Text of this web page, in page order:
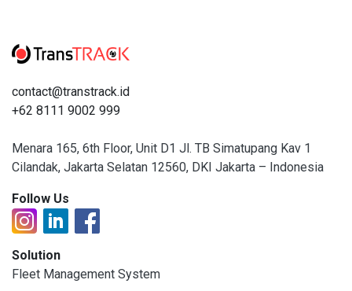
contact@transtrack.id
+62 8111 9002 999
Menara 165, 6th Floor, Unit D1 Jl. TB Simatupang Kav 1
Cilandak, Jakarta Selatan 12560, DKI Jakarta – Indonesia
Follow Us
Solution
Fleet Management System